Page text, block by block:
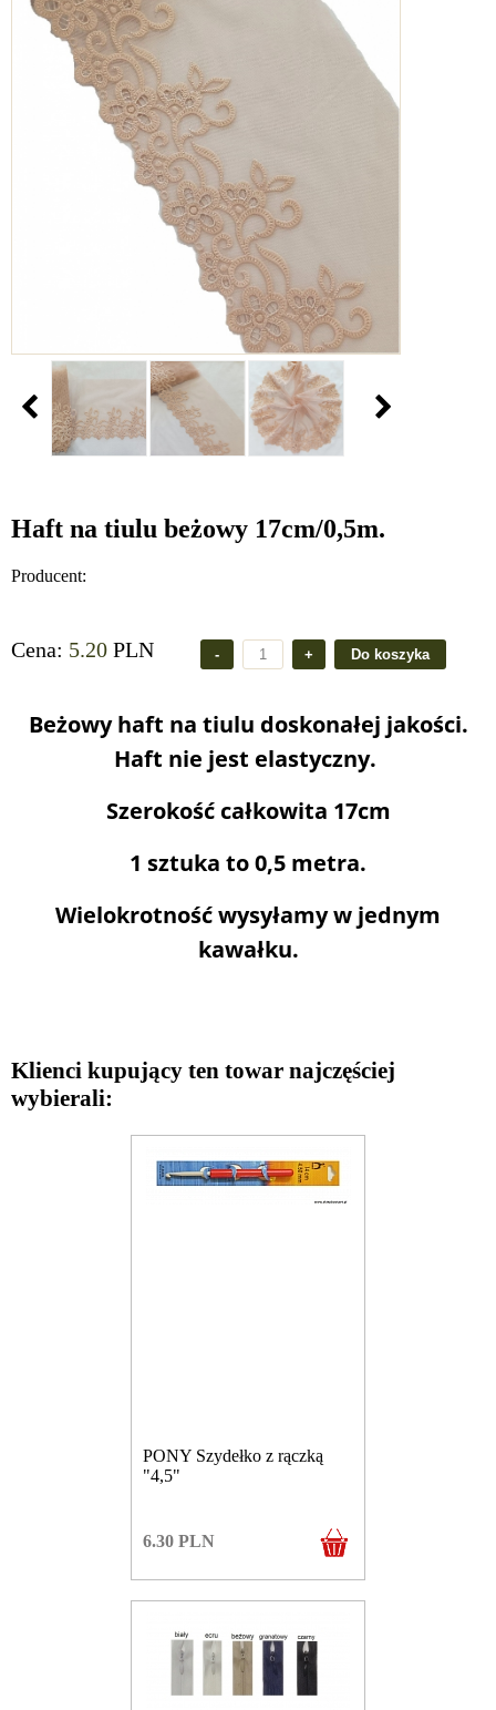
Haft na tiulu beżowy 17cm/0,5m.
Producent:
Cena: 5.20 PLN
Beżowy haft na tiulu doskonałej jakości.
Haft nie jest elastyczny.
Szerokość całkowita 17cm
1 sztuka to 0,5 metra.
Wielokrotność wysyłamy w jednym
kawałku.
Klienci kupujący ten towar najczęściej
wybierali:
PONY Szydełko z rączką
"4,5"
6.30 PLN